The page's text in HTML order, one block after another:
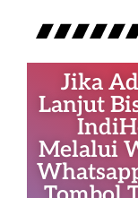
Jika
Lanjut
Melalui